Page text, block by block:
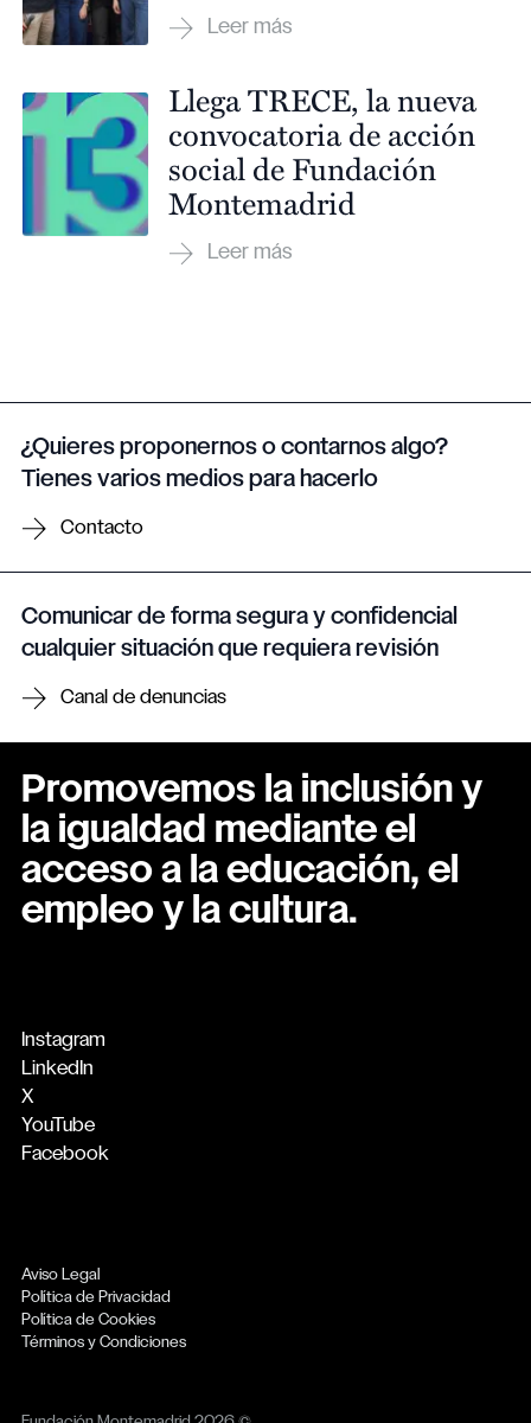
Llega TRECE, la nueva
convocatoria de acción
social de Fundación
Montemadrid
¿Quieres proponernos o contarnos algo?
Tienes varios medios para hacerlo
Contacto
Comunicar de forma segura y confidencial
cualquier situación que requiera revisión
Canal de denuncias
Promovemos la inclusión y
la igualdad mediante el
acceso a la educación, el
empleo y la cultura.
Instagram
LinkedIn
X
YouTube
Facebook
Aviso Legal
Política de Privacidad
Política de Cookies
Términos y Condiciones